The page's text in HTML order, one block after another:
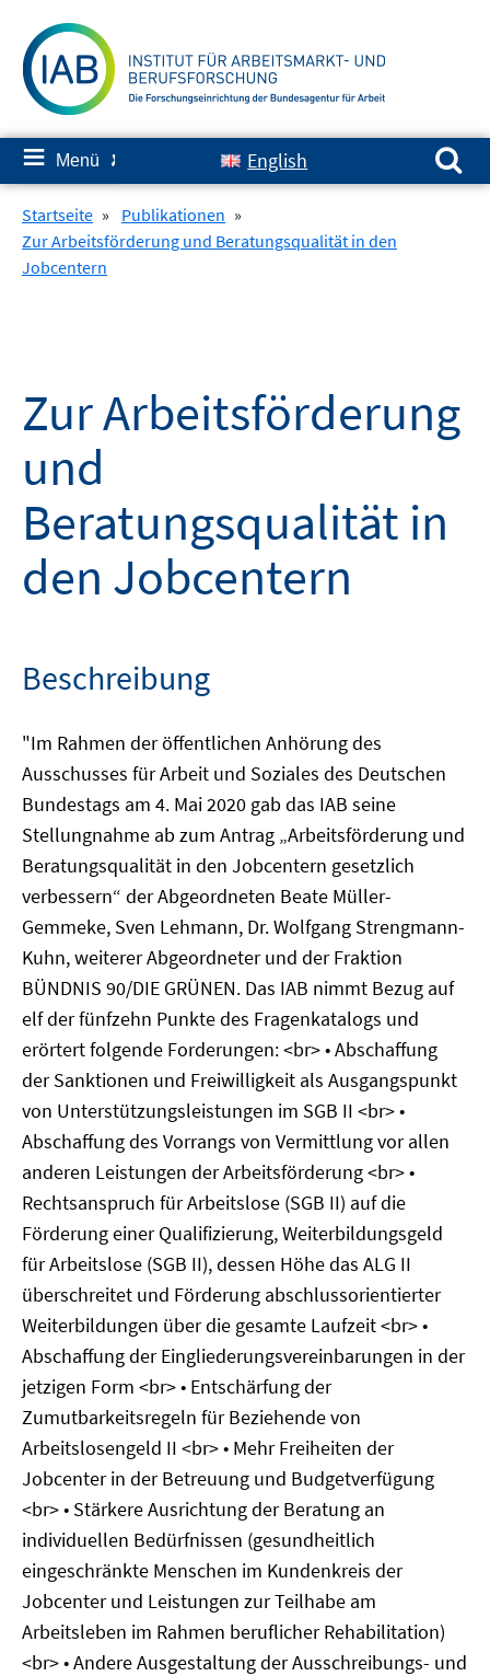
zum
Inhalt
≡ Menü ✘ English
Suchen nach:
Startseite » Publikationen »
Zur Arbeitsförderung und Beratungsqualität in den
Jobcentern
Zur Arbeitsförderung
und
Beratungsqualität in
den Jobcentern
Beschreibung
"Im Rahmen der öffentlichen Anhörung des
Ausschusses für Arbeit und Soziales des Deutschen
Bundestags am 4. Mai 2020 gab das IAB seine
Stellungnahme ab zum Antrag „Arbeitsförderung und
Beratungsqualität in den Jobcentern gesetzlich
verbessern“ der Abgeordneten Beate Müller-
Gemmeke, Sven Lehmann, Dr. Wolfgang Strengmann-
Kuhn, weiterer Abgeordneter und der Fraktion
BÜNDNIS 90/DIE GRÜNEN. Das IAB nimmt Bezug auf
elf der fünfzehn Punkte des Fragenkatalogs und
erörtert folgende Forderungen: <br> • Abschaffung
der Sanktionen und Freiwilligkeit als Ausgangspunkt
von Unterstützungsleistungen im SGB II <br> •
Abschaffung des Vorrangs von Vermittlung vor allen
anderen Leistungen der Arbeitsförderung <br> •
Rechtsanspruch für Arbeitslose (SGB II) auf die
Förderung einer Qualifizierung, Weiterbildungsgeld
für Arbeitslose (SGB II), dessen Höhe das ALG II
überschreitet und Förderung abschlussorientierter
Weiterbildungen über die gesamte Laufzeit <br> •
Abschaffung der Eingliederungsvereinbarungen in der
jetzigen Form <br> • Entschärfung der
Zumutbarkeitsregeln für Beziehende von
Arbeitslosengeld II <br> • Mehr Freiheiten der
Jobcenter in der Betreuung und Budgetverfügung
<br> • Stärkere Ausrichtung der Beratung an
individuellen Bedürfnissen (gesundheitlich
eingeschränkte Menschen im Kundenkreis der
Jobcenter und Leistungen zur Teilhabe am
Arbeitsleben im Rahmen beruflicher Rehabilitation)
<br> • Andere Ausgestaltung der Ausschreibungs- und